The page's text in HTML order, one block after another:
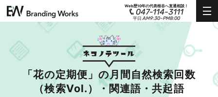
Web歴10年の代表根谷へ直通相談！
047-114-3111
平日AM9:30~PM8:00
「花の定期便」の月間自然検索回数
（検索Vol.）・関連語・共起語